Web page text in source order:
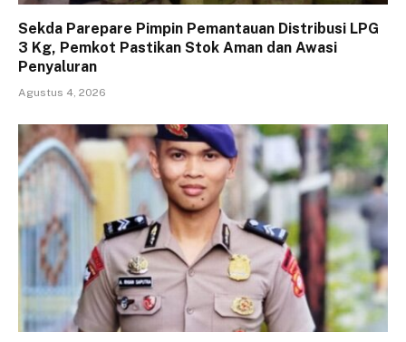
Sekda Parepare Pimpin Pemantauan Distribusi LPG
3 Kg, Pemkot Pastikan Stok Aman dan Awasi
Penyaluran
Agustus 4, 2026